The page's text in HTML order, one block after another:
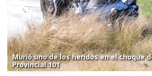
Murió uno de los heridos en el choque
Provincial 101